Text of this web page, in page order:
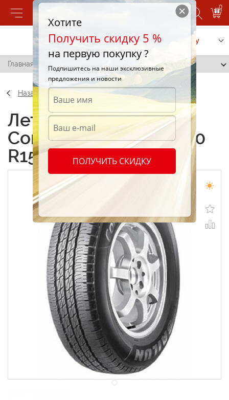
0
Позвонить Заказать услугу
Главная / Sailun Commercio VX1 215/70 R15C 109R
Назад
Летние шины Sailun
Commercio VX1 215/70
R15C 109R
Хотите
Получить скидку 5 %
на первую покупку ?
Подпишитесь на наши эксклюзивные
предложения и новости
ПОЛУЧИТЬ СКИДКУ